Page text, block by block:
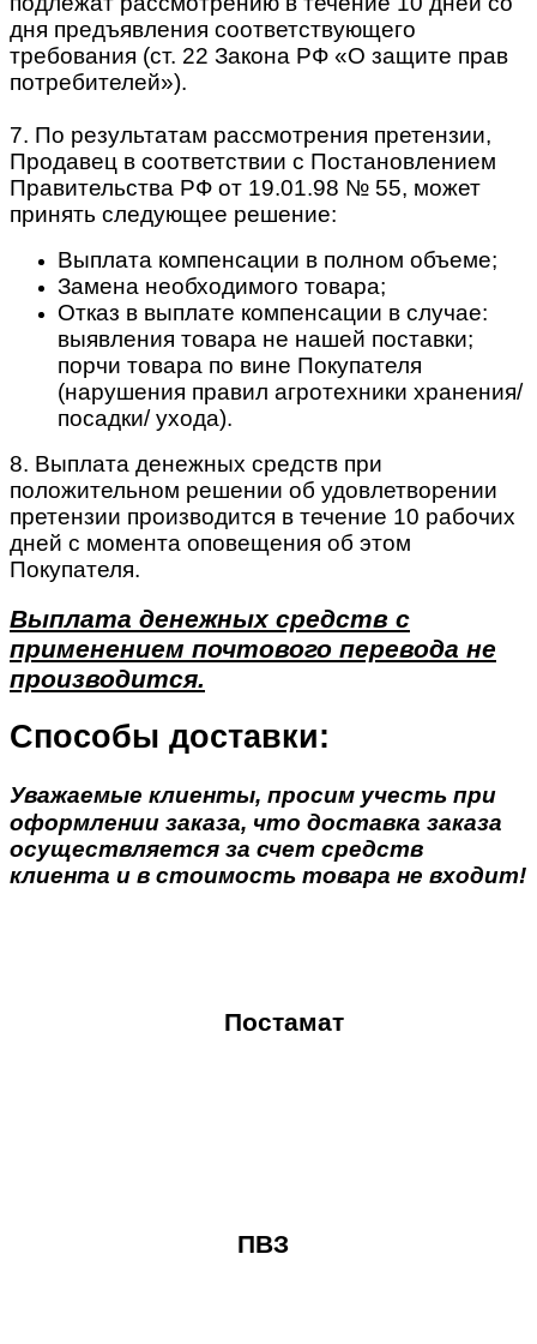
дня предъявления соответствующего
требования (ст. 22 Закона РФ «О защите прав
потребителей»).
7. По результатам рассмотрения претензии,
Продавец в соответствии с Постановлением
Правительства РФ от 19.01.98 № 55, может
принять следующее решение:
Выплата компенсации в полном объеме;
Замена необходимого товара;
Отказ в выплате компенсации в случае:
выявления товара не нашей поставки;
порчи товара по вине Покупателя
(нарушения правил агротехники хранения/
посадки/ ухода).
8. Выплата денежных средств при
положительном решении об удовлетворении
претензии производится в течение 10 рабочих
дней с момента оповещения об этом
Покупателя.
Выплата денежных средств с
применением почтового перевода не
производится.
Способы доставки:
Уважаемые клиенты, просим учесть при
оформлении заказа, что доставка заказа
осуществляется за счет средств
клиента и в стоимость товара не входит!
Постамат
ПВЗ